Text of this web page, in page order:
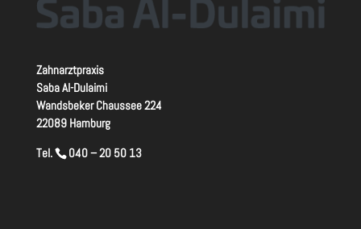
Zahnarztpraxis
Saba Al-Dulaimi
Wandsbeker Chaussee 224
22089 Hamburg
Tel.
040 – 20 50 13